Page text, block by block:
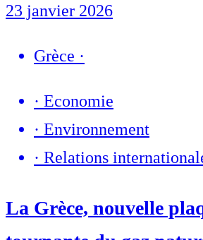
23 janvier 2026
Grèce ·
· Economie
· Environnement
· Relations
La Grèce, nouvelle